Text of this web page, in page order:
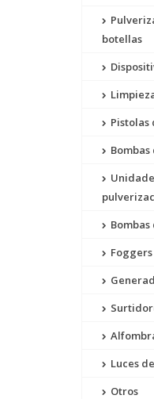
botellas
Pistolas
Foggers
Luces
Otros